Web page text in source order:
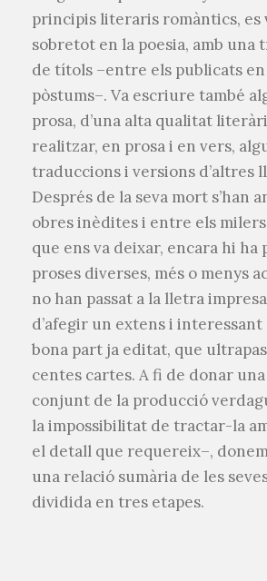
principis literaris romàntics, es
sobretot en la poesia, amb una
de títols –entre els publicats
pòstums–. Va escriure també
prosa, d’una alta qualitat
realitzar, en prosa i en vers,
traduccions i versions d’altres
Després de la seva mort s’han
obres inèdites i entre els
que ens va deixar, encara hi ha
proses diverses, més o menys
no han passat a la lletra
d’afegir un extens i
bona part ja editat, que
centes cartes. A fi de donar
conjunt de la producció
la impossibilitat de tractar-la
el detall que requereix–,
una relació sumària de les
dividida en tres etapes.